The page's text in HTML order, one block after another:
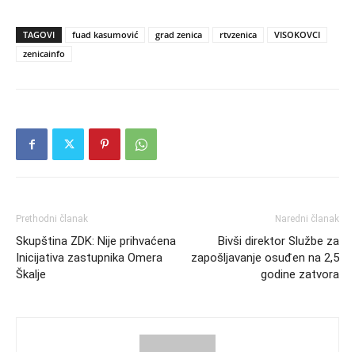
TAGOVI fuad kasumović grad zenica rtvzenica
VISOKOVCI
zenicainfo
Prethodni članak
Skupština ZDK: Nije prihvaćena
Inicijativa zastupnika Omera
Škalje
Naredni članak
Bivši direktor Službe za
zapošljavanje osuđen na 2,5
godine zatvora